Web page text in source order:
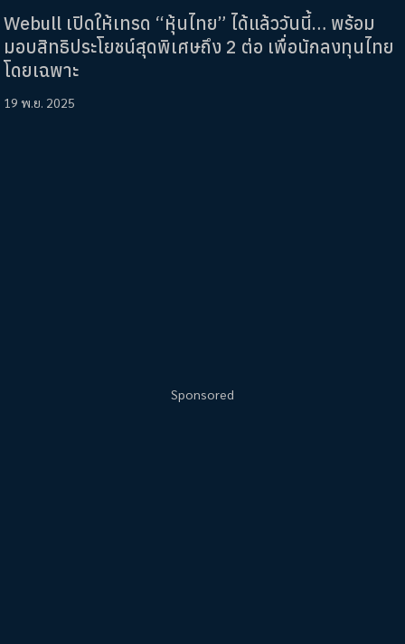
Webull เปิดให้เทรด “หุ้นไทย” ได้แล้ววันนี้… พร้อม
มอบสิทธิประโยชน์สุดพิเศษถึง 2 ต่อ เพื่อนักลงทุนไทย
โดยเฉพาะ
19 พ.ย. 2025
Sponsored